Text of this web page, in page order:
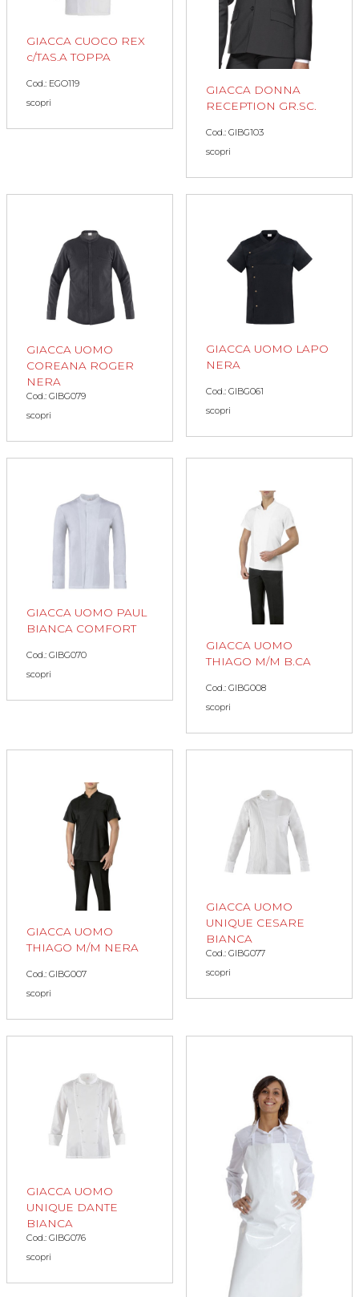
GIACCA CUOCO REX
c/TAS.A TOPPA
Cod.: EGO119
scopri
GIACCA DONNA
RECEPTION GR.SC.
Cod.: GIBG103
scopri
GIACCA UOMO
COREANA ROGER
NERA
Cod.: GIBG079
scopri
GIACCA UOMO LAPO
NERA
Cod.: GIBG061
scopri
GIACCA UOMO PAUL
BIANCA COMFORT
Cod.: GIBG070
scopri
GIACCA UOMO
THIAGO M/M B.CA
Cod.: GIBG008
scopri
GIACCA UOMO
THIAGO M/M NERA
Cod.: GIBG007
scopri
GIACCA UOMO
UNIQUE CESARE
BIANCA
Cod.: GIBG077
scopri
GIACCA UOMO
UNIQUE DANTE
BIANCA
Cod.: GIBG076
scopri